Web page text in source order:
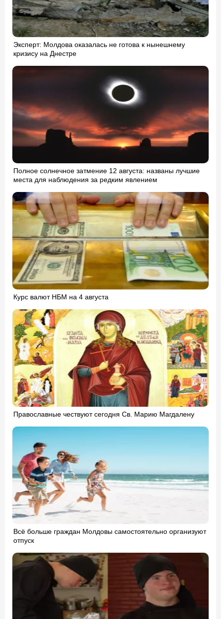
Эксперт: Молдова оказалась не готова к нынешнему
кризису на Днестре
Полное солнечное затмение 12 августа: названы лучшие
места для наблюдения за редким явлением
Курс валют НБМ на 4 августа
Православные чествуют сегодня Св. Марию Магдалену
Всё больше граждан Молдовы самостоятельно организуют
отпуск